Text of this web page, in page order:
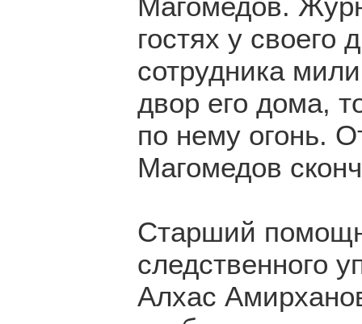
Магомедов.
гостях у своего
сотрудника
двор его дома,
по нему огонь.
Магомедов
Старший
следственного
Алхас